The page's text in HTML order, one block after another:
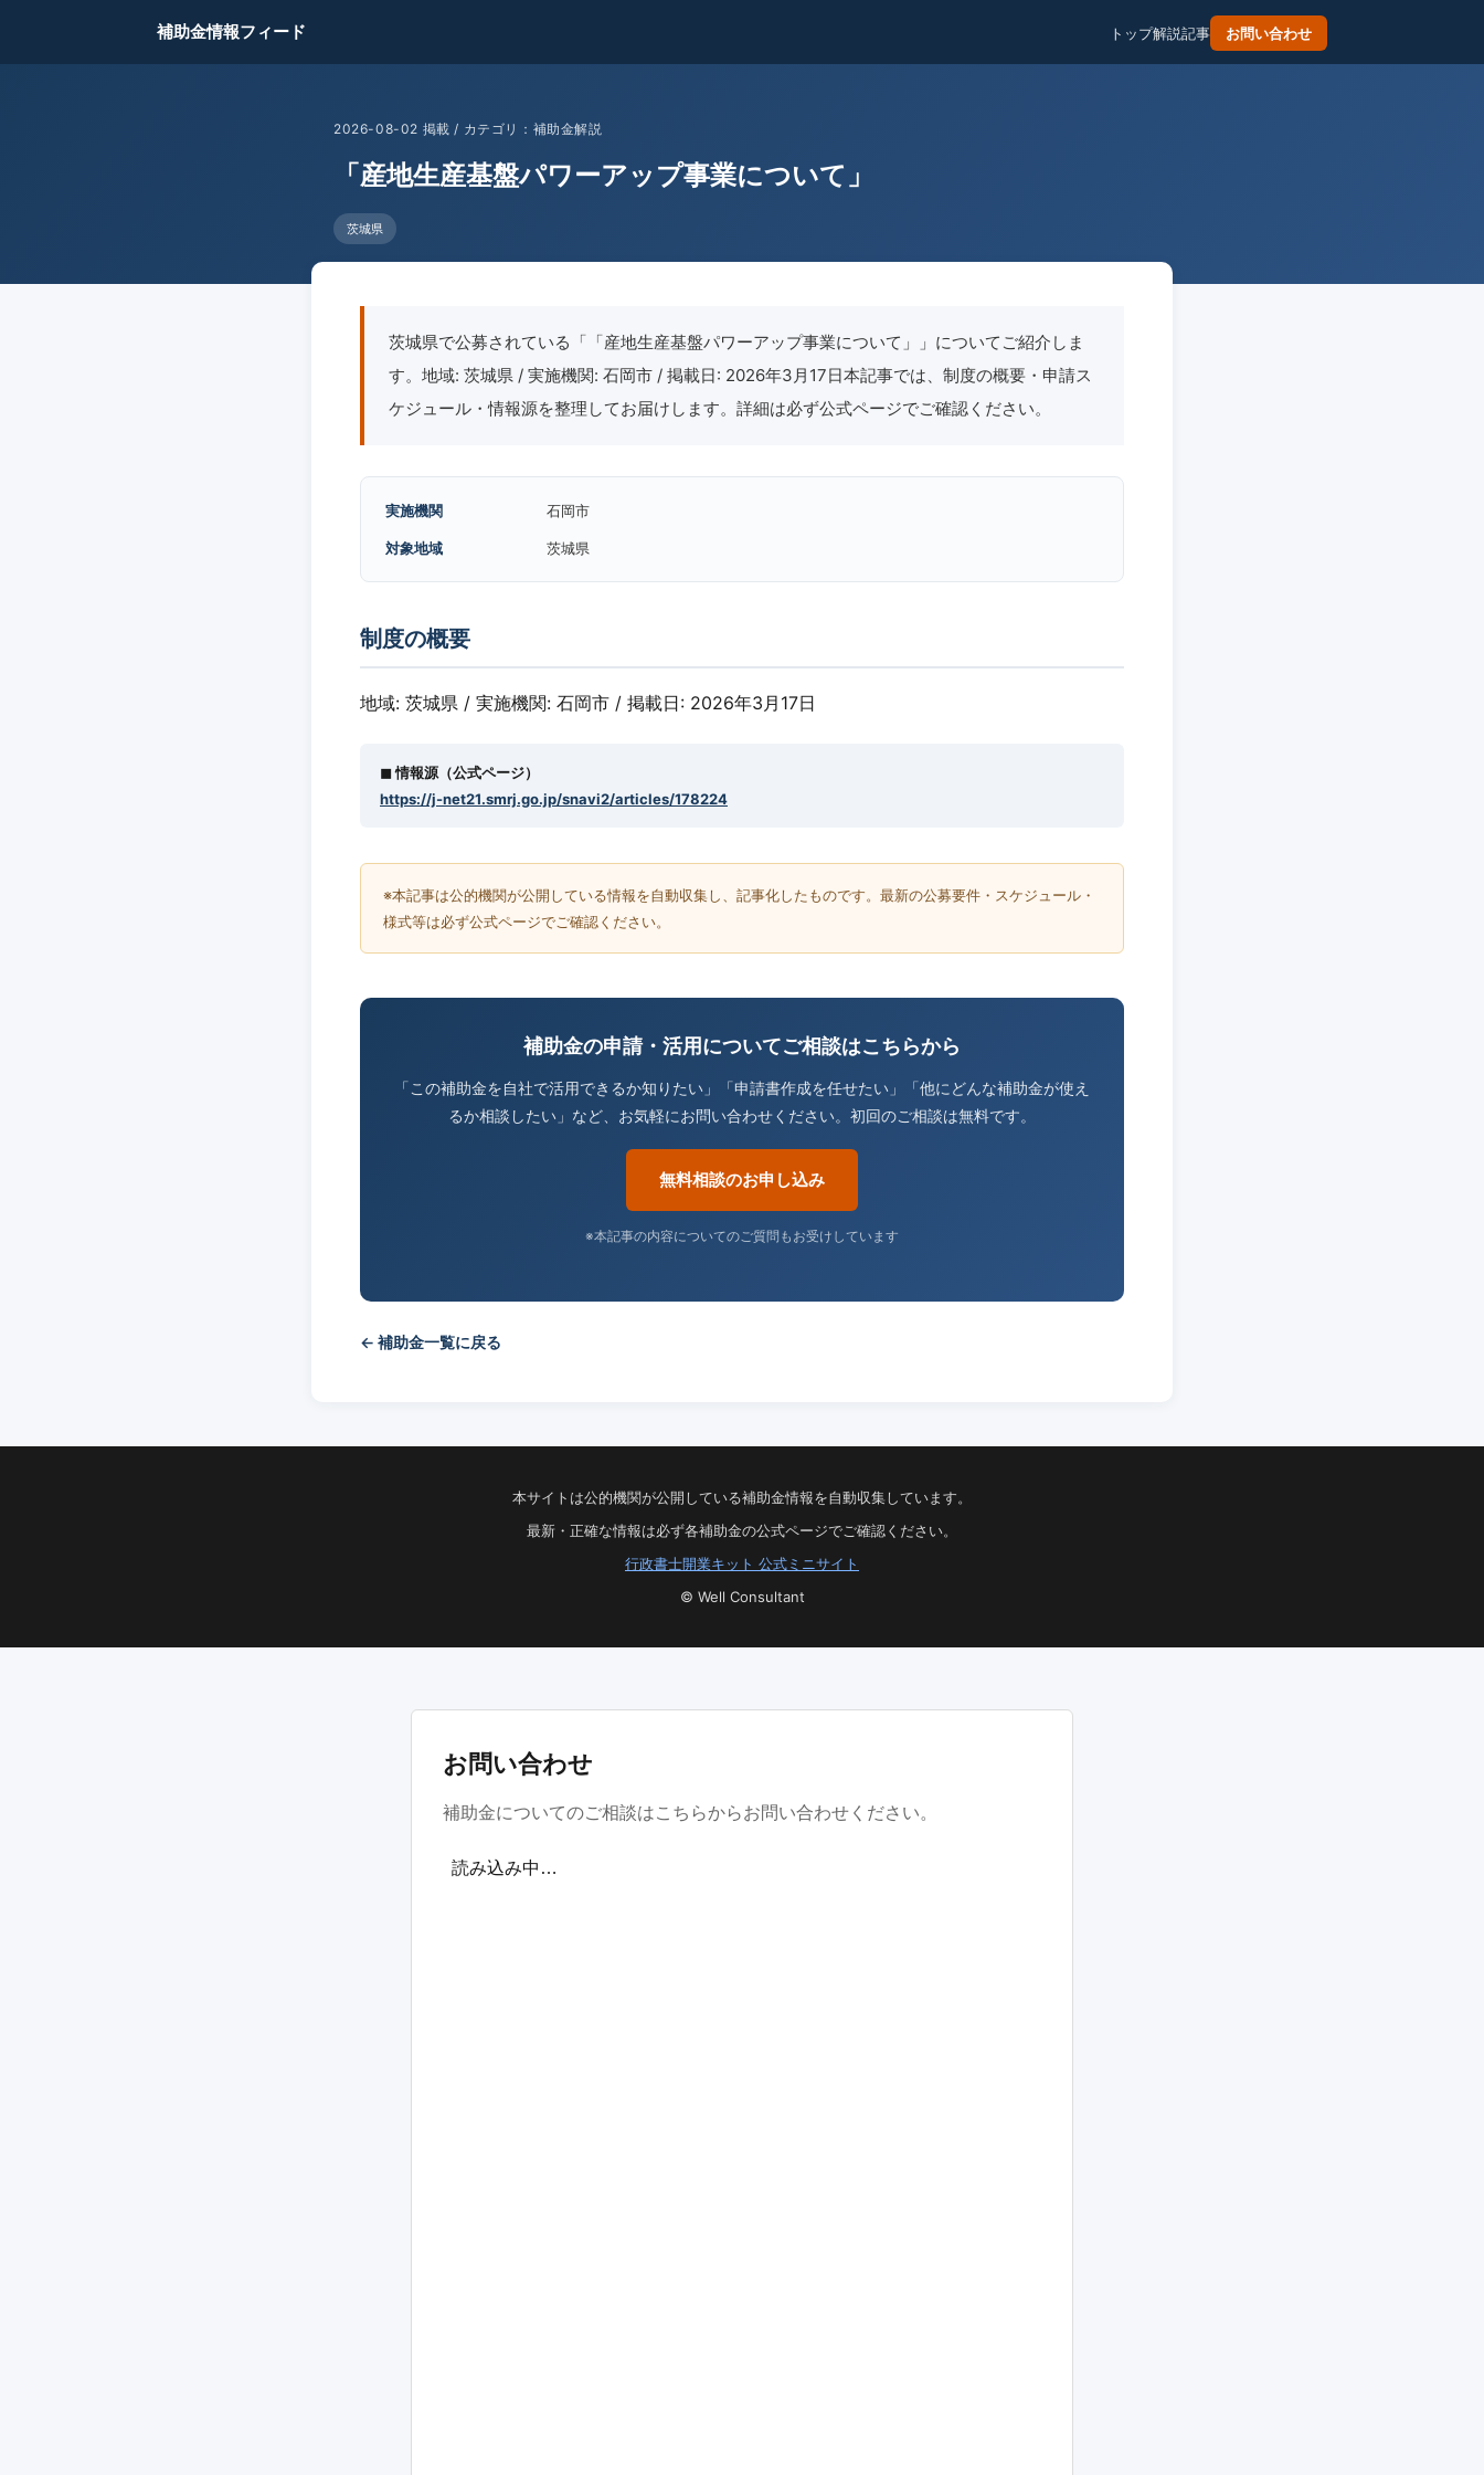
補助金情報フィード トップ解説記事 お問い合わせ
2026-08-02 掲載 / カテゴリ：補助金解説
「産地生産基盤パワーアップ事業について」
茨城県
茨城県で公募されている「「産地生産基盤パワーアップ事業について」」についてご紹介しま
す。地域: 茨城県 / 実施機関: 石岡市 / 掲載日: 2026年3月17日本記事では、制度の概要・申請ス
ケジュール・情報源を整理してお届けします。詳細は必ず公式ページでご確認ください。
実施機関 石岡市
対象地域 茨城県
制度の概要
地域: 茨城県 / 実施機関: 石岡市 / 掲載日: 2026年3月17日
◼︎ 情報源（公式ページ）
https://j-net21.smrj.go.jp/snavi2/articles/178224
※本記事は公的機関が公開している情報を自動収集し、記事化したものです。最新の公募要件・スケジュール・
様式等は必ず公式ページでご確認ください。
補助金の申請・活用についてご相談はこちらから
「この補助金を自社で活用できるか知りたい」「申請書作成を任せたい」「他にどんな補助金が使え
るか相談したい」など、お気軽にお問い合わせください。初回のご相談は無料です。
無料相談のお申し込み
※本記事の内容についてのご質問もお受けしています
← 補助金一覧に戻る
本サイトは公的機関が公開している補助金情報を自動収集しています。
最新・正確な情報は必ず各補助金の公式ページでご確認ください。
行政書士開業キット 公式ミニサイト
© Well Consultant
お問い合わせ
補助金についてのご相談はこちらからお問い合わせください。